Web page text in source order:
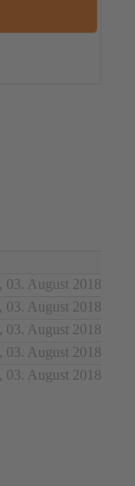
03. August 2018
03. August 2018
03. August 2018
03. August 2018
03. August 2018